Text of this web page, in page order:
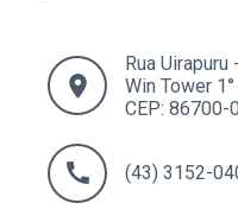
location_on
Rua
Win Tower
CEP: 86700-
call (43) 3152-